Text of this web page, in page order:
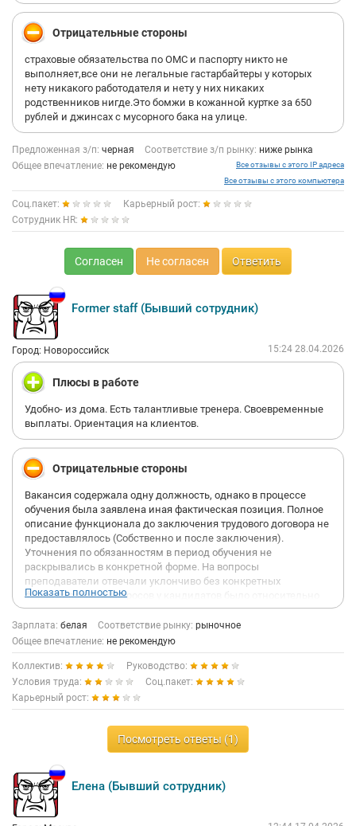
скорейшего "трансгрессировать" домой.
Хорошего дня!
Отрицательные стороны
страховые обязательства по ОМС и паспорту никто не
выполняет,все они не легальные гастарбайтеры у которых
нету никакого работодателя и нету у них никаких
родственников нигде.Это бомжи в кожанной куртке за 650
рублей и джинсах с мусорного бака на улице.
Предложенная з/п: черная Соответствие з/п рынку: ниже рынка
Общее впечатление: не рекомендую
Все отзывы с этого IP адреса
Все отзывы с этого компьютера
Соц.пакет:
Карьерный рост:
Сотрудник HR:
Согласен Не согласен Ответить
Former staff (Бывший сотрудник)
Город: Новороссийск 15:24 28.04.2026
Плюсы в работе
Удобно- из дома. Есть талантливые тренера. Своевременные
выплаты. Ориентация на клиентов.
Отрицательные стороны
Вакансия содержала одну должность, однако в процессе
обучения была заявлена иная фактическая позиция. Полное
описание функционала до заключения трудового договора не
предоставлялось (Собственно и после заключения).
Уточнения по обязанностям в период обучения не
раскрывались в конкретной форме. На вопросы
преподаватели отвечали уклончиво без конкретных
формулировок, а вопросов у кандидатов было относительно
функционала много.
Трудовой договор не соответствовал первоначально
заявленным условиям по должности. После начала работы в
договор вносились изменения. Должностные обязанности
сформулированы в расширительном виде без
фиксированного и ограниченного перечня функций.
Рабочий график не является стабильным и заранее
фиксируемым, хотя первые 2 месяца создавалось ощущение
стабильности.). Информация о расписании и количестве
рабочих часов предоставляется без достаточной
прозрачности. Изменения графика возможны в краткие
сроки, включая уведомления накануне смены.
Показать полностью
Зарплата: белая Соответствие рынку: рыночное
Общее впечатление: не рекомендую
Коллектив:
Руководство:
Условия труда:
Соц.пакет:
Карьерный рост:
Посмотреть ответы (1)
Елена (Бывший сотрудник)